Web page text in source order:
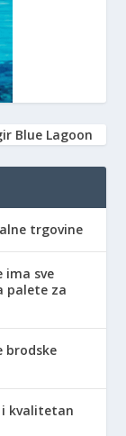
Blue Lagoon
trgovine
ima sve
palete za
brodske
i kvalitetan